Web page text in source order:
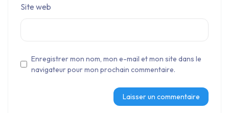
Site web
Enregistrer mon nom, mon e-mail et mon site dans le
navigateur pour mon prochain commentaire.